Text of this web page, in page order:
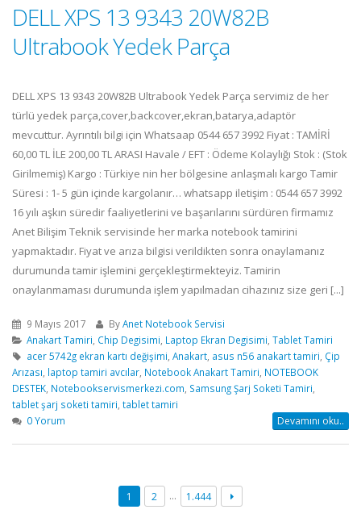
DELL XPS 13 9343 20W82B
Ultrabook Yedek Parça
DELL XPS 13 9343 20W82B Ultrabook Yedek Parça servimiz de her
türlü yedek parça,cover,backcover,ekran,batarya,adaptör
mevcuttur. Ayrıntılı bilgi için Whatsaap 0544 657 3992 Fiyat : TAMİRİ
60,00 TL İLE 200,00 TL ARASI Havale / EFT : Ödeme Kolaylığı Stok : (Stok
Girilmemiş) Kargo : Türkiye nin her bölgesine anlaşmalı kargo Tamir
Süresi : 1- 5 gün içinde kargolanır… whatsapp iletişim : 0544 657 3992
16 yılı aşkın süredir faaliyetlerini ve başarılarını sürdüren firmamız
Anet Bilişim Teknik servisinde her marka notebook tamirini
yapmaktadır. Fiyat ve arıza bilgisi verildikten sonra onaylamanız
durumunda tamir işlemini gerçekleştirmekteyiz. Tamirin
onaylanmaması durumunda işlem yapılmadan cihazınız size geri [...]
9 Mayıs 2017 ByAnet Notebook Servisi
Anakart Tamiri Chip Degisimi Laptop Ekran Degisimi Tablet Tamiri
acer 5742g ekran kartı değişimi Anakart, asus n56 anakart tamiri Çip
Arızası laptop tamiri avcılar Notebook Anakart Tamiri NOTEBOOK
DESTEK Notebookservismerkezi.com Samsung Şarj Soketi Tamiri
tablet şarj soketi tamiri tablet tamiri
0 Yorum
Devamını oku..
1 2 … 1.444